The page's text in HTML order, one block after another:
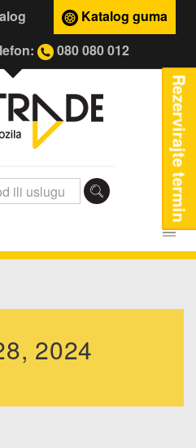
Katalog guma
080 080 012
2024
Rezervirajte termin